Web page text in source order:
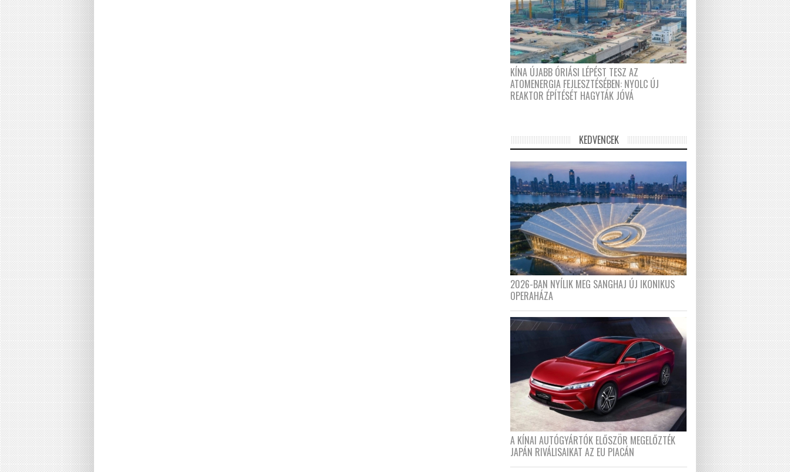
KÍNA ÚJABB ÓRIÁSI LÉPÉST TESZ AZ
ATOMENERGIA FEJLESZTÉSÉBEN: NYOLC ÚJ
REAKTOR ÉPÍTÉSÉT HAGYTÁK JÓVÁ
KEDVENCEK
2026-BAN NYÍLIK MEG SANGHAJ ÚJ IKONIKUS
OPERAHÁZA
A KÍNAI AUTÓGYÁRTÓK ELŐSZÖR MEGELŐZTÉK
JAPÁN RIVÁLISAIKAT AZ EU PIACÁN